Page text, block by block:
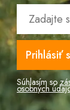
Prihlásiť
Súhlasím so
osobných